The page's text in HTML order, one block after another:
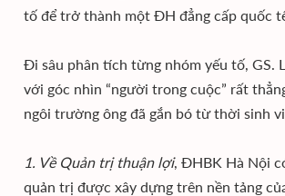
tố để trở thành một ĐH đẳng cấp quốc
Đi sâu phân tích từng nhóm yếu tố, GS.
với góc nhìn “người trong cuộc” rất
ngôi trường ông đã gắn bó từ thời sinh
1. Về Quản trị thuận lợi, ĐHBK Hà Nội
quản trị được xây dựng trên nền tảng